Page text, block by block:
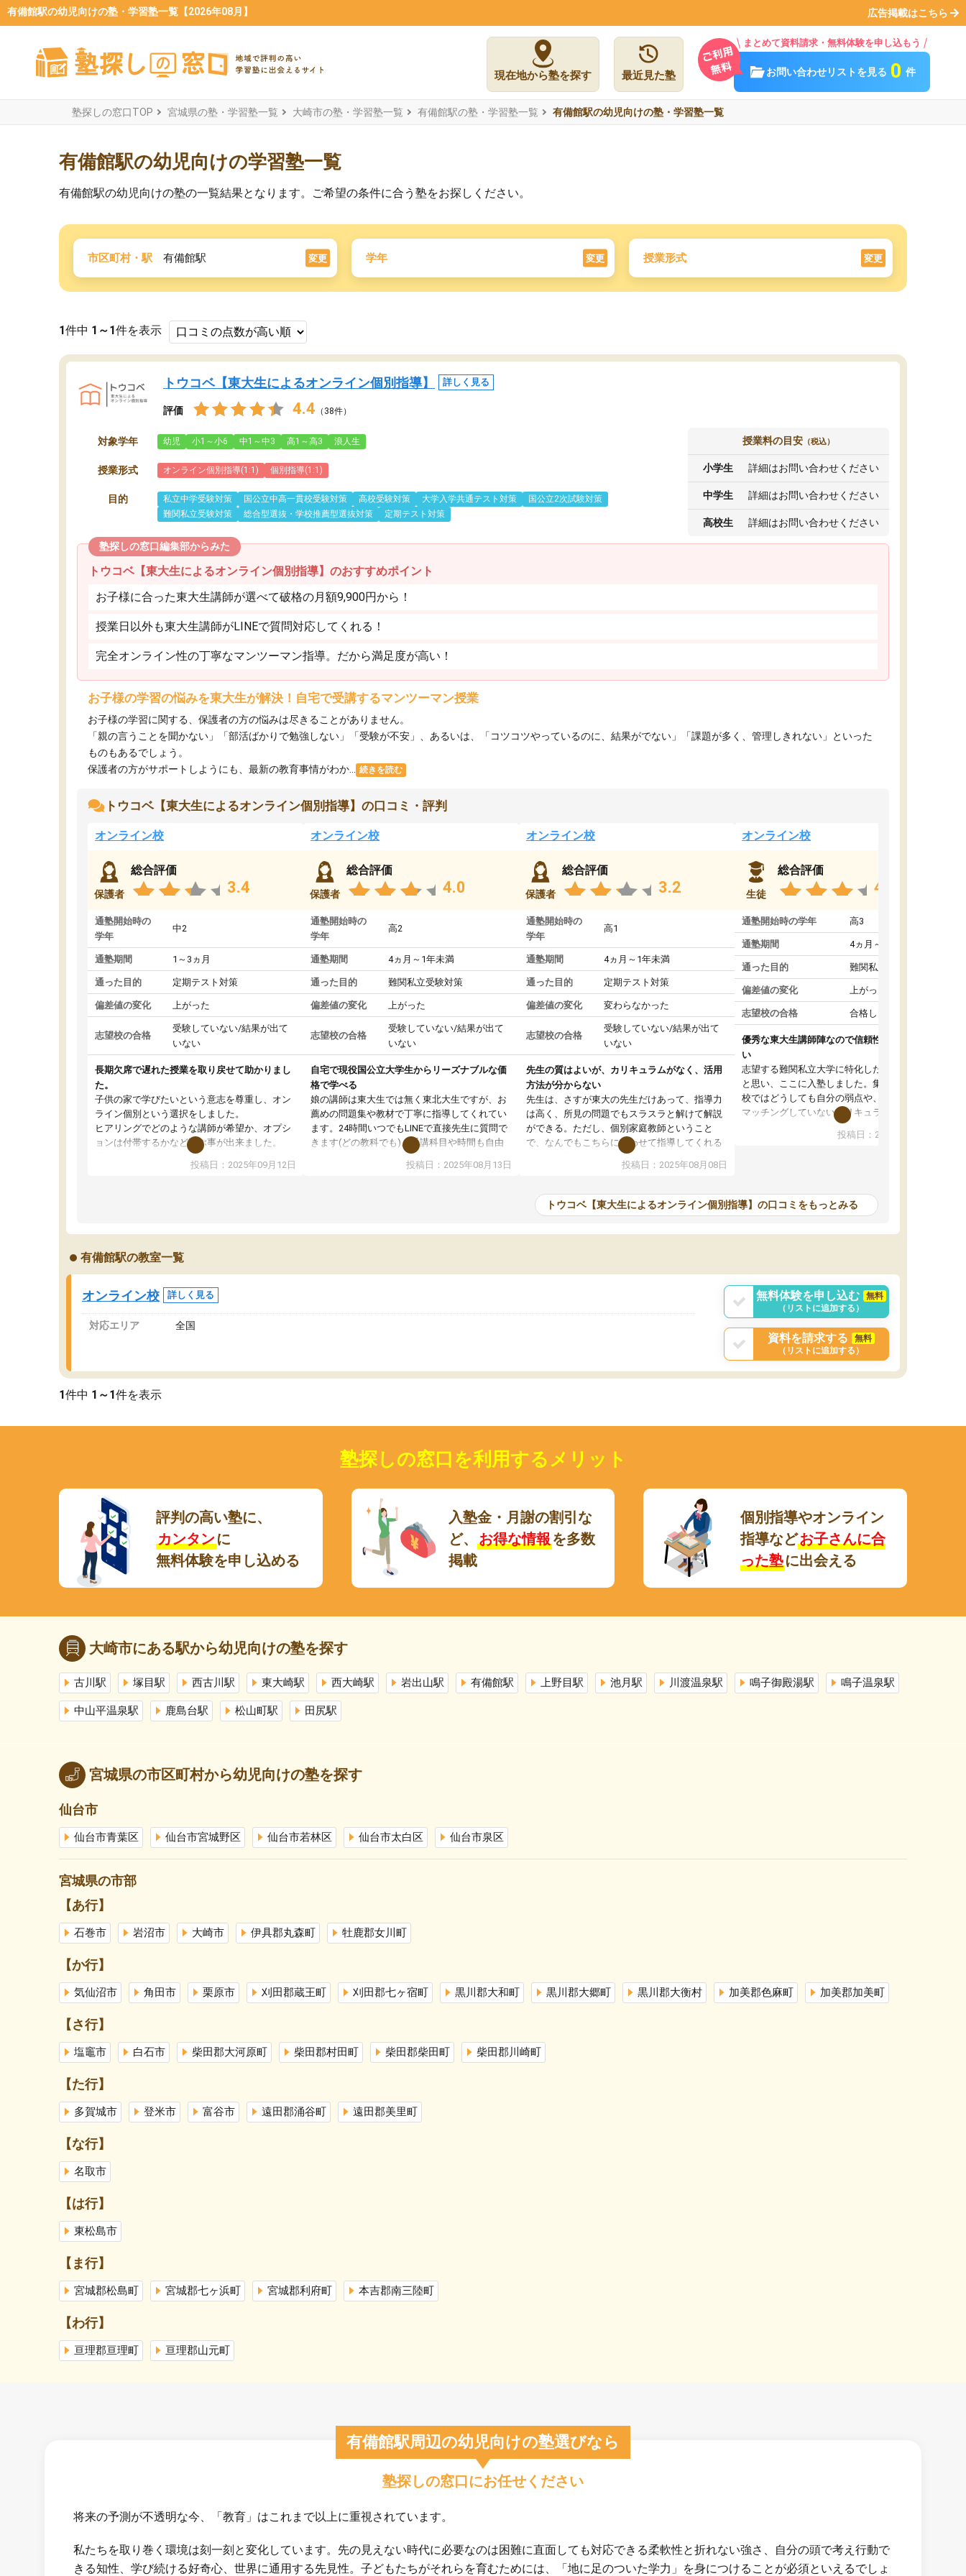
有備館駅の幼児向けの塾・学習塾一覧【2026年08月】 広告掲載はこちら
現在地から塾を探す 最近見た塾
まとめて資料請求・無料体験を申し込もう
お問い合わせリストを見る 0 件
塾探しの窓口TOP 宮城県の塾・学習塾一覧 大崎市の塾・学習塾一覧 有備館駅の塾・学習塾一覧 有備館駅の幼児向けの塾・学習塾一覧
有備館駅の幼児向けの学習塾一覧
有備館駅の幼児向けの塾の一覧結果となります。ご希望の条件に合う塾をお探しください。
市区町村・駅 有備館駅 変更 学年 変更 授業形式 変更
1件中 1～1件を表示
トウコベ【東大生によるオンライン個別指導】 詳しく見る
評価 4.4 （38件）
対象学年 幼児 小1～小6 中1～中3 高1～高3 浪人生
授業形式 オンライン個別指導(1:1) 個別指導(1:1)
目的 私立中学受験対策 国公立中高一貫校受験対策 高校受験対策 大学入学共通テスト対策
国公立2次試験対策
難関私立受験対策
総合型選抜・学校推薦型選抜対策 定期テスト対策
授業料の目安 （税込）
小学生 詳細はお問い合わせください
中学生 詳細はお問い合わせください
高校生 詳細はお問い合わせください
塾探しの窓口編集部からみた
トウコベ【東大生によるオンライン個別指導】のおすすめポイント
お子様に合った東大生講師が選べて破格の月額9,900円から！
授業日以外も東大生講師がLINEで質問対応してくれる！
完全オンライン性の丁寧なマンツーマン指導。だから満足度が高い！
お子様の学習の悩みを東大生が解決！自宅で受講するマンツーマン授業
お子様の学習に関する、保護者の方の悩みは尽きることがありません。
「親の言うことを聞かない」「部活ばかりで勉強しない」「受験が不安」、あるいは、「コツコツやっているのに、結果がでない」「課題が多く、管理しきれない」といった
ものもあるでしょう。
保護者の方がサポートしようにも、最新の教育事情がわか...
続きを読む
トウコベ【東大生によるオンライン個別指導】の口コミ・評判
オンライン校
保護者
総合評価
3.4
通塾開始時の
学年
中2
通塾期間 1～3ヵ月
通った目的 定期テスト対策
偏差値の変化 上がった
志望校の合格
受験していない/結果が出て
いない
長期欠席で遅れた授業を取り戻せて助かりまし
た。
子供の家で学びたいという意志を尊重し、オン
ライン個別という選択をしました。
ヒアリングでどのような講師が希望か、オプシ
ョンは付帯するかなど選ぶ事が出来ました。
講師とのマッチング後講師との初回ミーティン
グを行い、その講師で良いか他の講師を希望す
オンラインツールを使用した単語帳の共有があ
り宿題もそちらで出される形でした。
2ヶ月で担当講師の方がお辞めになると言う事で
講師変更の申し出があり、あまりに短期での変
更だった為、塾に通う事にして退会しました。
遅れも取り戻せ、授業内容や講師の方は良かっ
投稿日：2025年09月12日
オンライン校
保護者
総合評価
4.0
通塾開始時の
学年
高2
通塾期間 4ヵ月～1年未満
通った目的 難関私立受験対策
偏差値の変化 上がった
志望校の合格
受験していない/結果が出て
いない
自宅で現役国公立大学生からリーズナブルな価
格で学べる
娘の講師は東大生では無く東北大生ですが、お
薦めの問題集や教材で丁寧に指導してくれてい
ます。24時間いつでもLINEで直接先生に質問で
きます(どの教科でも)。受講科目や時間も自由
に決めれるので、個人に合った勉強ができると
思います。カリキュラム相談みたいなのがあり
ます。講師も合わなければチェンジできます
投稿日：2025年08月13日
オンライン校
保護者
総合評価
3.2
通塾開始時の
学年
高1
通塾期間 4ヵ月～1年未満
通った目的 定期テスト対策
偏差値の変化 変わらなかった
志望校の合格
受験していない/結果が出て
いない
先生の質はよいが、カリキュラムがなく、活用
方法が分からない
先生は、さすが東大の先生だけあって、指導力
は高く、所見の問題でもスラスラと解けて解説
ができる。ただし、個別家庭教師ということ
で、なんでもこちらに合わせて指導してくれる
のだが、具体的なカリキュラムがない。当方
は、授業の先取り学習をするため、学校の教科
いただいたが、1時間の時間を使って進められる
範囲は限られており、それであれば自学自習で
なく、上手い活用の仕方が分からず辞めること
投稿日：2025年08月08日
オンライン校
生徒
総合評価
4.4
通塾開始時の学年 高3
通塾期間 4ヵ月～1年未満
通った目的 難関私立受験対策
偏差値の変化 上がった
志望校の合格 合格した
優秀な東大生講師陣なので信頼性や安心感が高
い
志望する難関私立大学に特化した準備をしたい
と思い、ここに入塾しました。集団指導の予備
校ではどうしても自分の弱点や、志望校対策に
マッチングしていないカリキュラムに不安を感
また受験のノウハウを蓄積している優秀な東大
ツーマン指導によって、自分の志望校にふさわ
しいオリジナルのカリキュラムを提案してくれ
と感じました。
投稿日：2024年02月19日
トウコベ【東大生によるオンライン個別指導】の口コミをもっとみる
有備館駅の教室一覧
オンライン校 詳しく見る
対応エリア 全国
無料体験を申し込む
無料
（リストに追加する）
資料を請求する
無料
（リストに追加する）
1件中 1～1件を表示
塾探しの窓口を利用するメリット
評判の高い塾に、
カンタン に
無料体験を申し込める
入塾金・月謝の割引な
ど、
お得な情報 を多数
掲載
個別指導やオンライン
指導などお子さんに合
った塾に出会える
大崎市にある駅から幼児向けの塾を探す
古川駅 塚目駅 西古川駅 東大崎駅 西大崎駅 岩出山駅 有備館駅 上野目駅 池月駅 川渡温泉駅 鳴子御殿湯駅 鳴子温泉駅
中山平温泉駅 鹿島台駅 松山町駅 田尻駅
宮城県の市区町村から幼児向けの塾を探す
仙台市
仙台市青葉区 仙台市宮城野区 仙台市若林区 仙台市太白区 仙台市泉区
宮城県の市部
【あ行】
石巻市 岩沼市 大崎市 伊具郡丸森町 牡鹿郡女川町
【か行】
気仙沼市 角田市 栗原市 刈田郡蔵王町 刈田郡七ヶ宿町 黒川郡大和町 黒川郡大郷町 黒川郡大衡村 加美郡色麻町 加美郡加美町
【さ行】
塩竈市 白石市 柴田郡大河原町 柴田郡村田町 柴田郡柴田町 柴田郡川崎町
【た行】
多賀城市 登米市 富谷市 遠田郡涌谷町 遠田郡美里町
【な行】
名取市
【は行】
東松島市
【ま行】
宮城郡松島町 宮城郡七ヶ浜町 宮城郡利府町 本吉郡南三陸町
【わ行】
亘理郡亘理町 亘理郡山元町
有備館駅周辺の幼児向けの塾選びなら
塾探しの窓口にお任せください
将来の予測が不透明な今、「教育」はこれまで以上に重視されています。
私たちを取り巻く環境は刻一刻と変化しています。先の見えない時代に必要なのは困難に直面しても対応できる柔軟性と折れない強さ、自分の頭で考え行動で
きる知性、学び続ける好奇心、世界に通用する先見性。子どもたちがそれらを育むためには、「地に足のついた学力」を身につけることが必須といえるでしょ